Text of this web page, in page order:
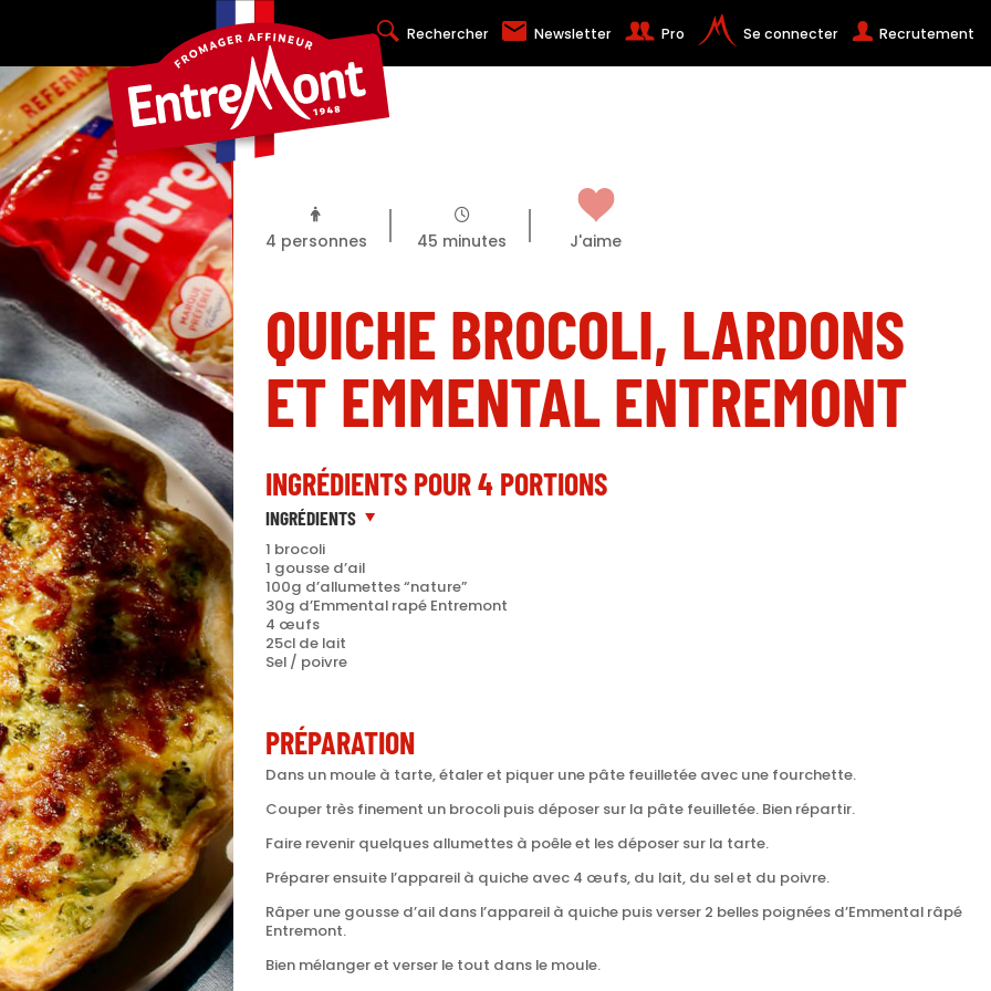
Rechercher Newsletter Pro Se connecter Recrutement
4 personnes 45 minutes J'aime
QUICHE BROCOLI, LARDONS
ET EMMENTAL ENTREMONT
INGRÉDIENTS POUR 4 PORTIONS
INGRÉDIENTS
1 brocoli
1 gousse d’ail
100g d’allumettes “nature”
30g d’Emmental rapé Entremont
4 œufs
25cl de lait
Sel / poivre
PRÉPARATION
Dans un moule à tarte, étaler et piquer une pâte feuilletée avec une fourchette.
Couper très finement un brocoli puis déposer sur la pâte feuilletée. Bien répartir.
Faire revenir quelques allumettes à poêle et les déposer sur la tarte.
Préparer ensuite l’appareil à quiche avec 4 œufs, du lait, du sel et du poivre.
Râper une gousse d’ail dans l’appareil à quiche puis verser 2 belles poignées d’Emmental râpé
Entremont.
Bien mélanger et verser le tout dans le moule.